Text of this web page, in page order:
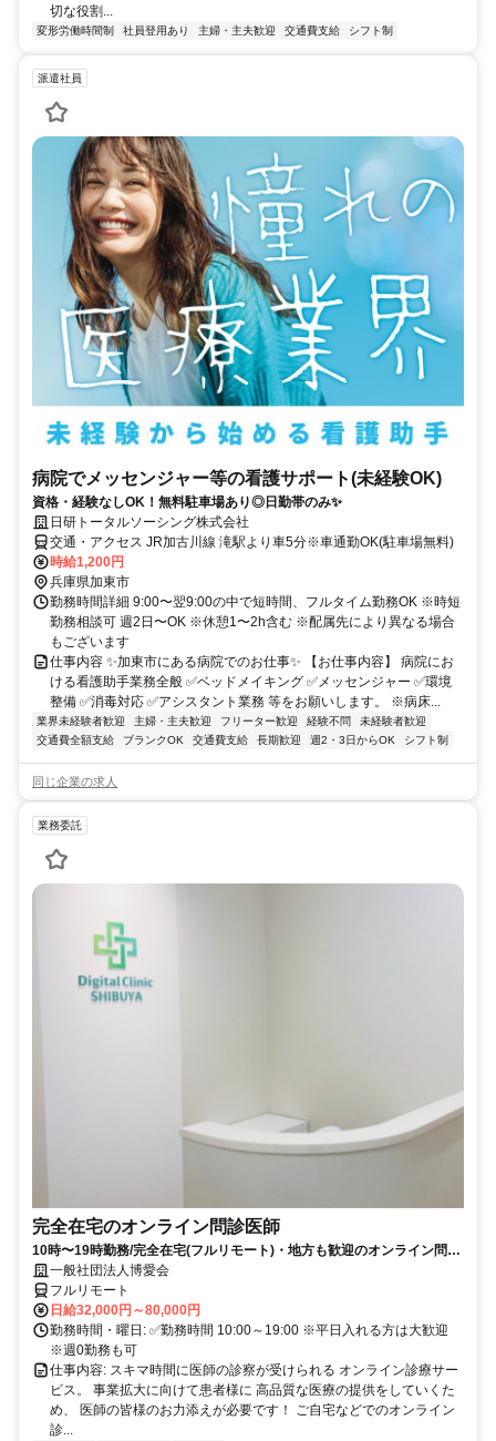
切な役割...
変形労働時間制 社員登用あり 主婦・主夫歓迎 交通費支給 シフト制
派遣社員
病院でメッセンジャー等の看護サポート(未経験OK)
資格・経験なしOK！無料駐車場あり◎日勤帯のみ✨
日研トータルソーシング株式会社
交通・アクセス JR加古川線 滝駅より車5分※車通勤OK(駐車場無料)
時給1,200円
兵庫県加東市
勤務時間詳細 9:00〜翌9:00の中で短時間、フルタイム勤務OK ※時短
勤務相談可 週2日〜OK ※休憩1〜2h含む ※配属先により異なる場合
もございます
仕事内容 ✨加東市にある病院でのお仕事✨ 【お仕事内容】 病院にお
ける看護助手業務全般 ✅ベッドメイキング ✅メッセンジャー ✅環境
整備 ✅消毒対応 ✅アシスタント業務 等をお願いします。 ※病床...
業界未経験者歓迎 主婦・主夫歓迎 フリーター歓迎 経験不問
未経験者歓迎
交通費全額支給
ブランクOK 交通費支給 長期歓迎 週2・3日からOK シフト制
同じ企業の求人
業務委託
完全在宅のオンライン問診医師
10時〜19時勤務/完全在宅(フルリモート)・地方も歓迎のオンライン問診
業務一般社団法人博愛会
フルリモート
日給32,000円～80,000円
勤務時間・曜日: ✅勤務時間 10:00～19:00 ※平日入れる方は大歓迎
※週0勤務も可
仕事内容: スキマ時間に医師の診察が受けられる オンライン診療サー
ビス。 事業拡大に向けて患者様に 高品質な医療の提供をしていくた
め、 医師の皆様のお力添えが必要です！ ご自宅などでのオンライン
診...